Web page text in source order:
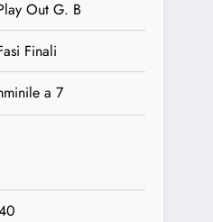
Out G. B
Finali
a 7